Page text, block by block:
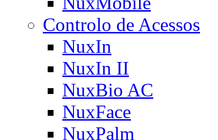
Controlo de Acessos
NuxIn
NuxIn II
NuxBio AC
NuxFace
NuxPalm